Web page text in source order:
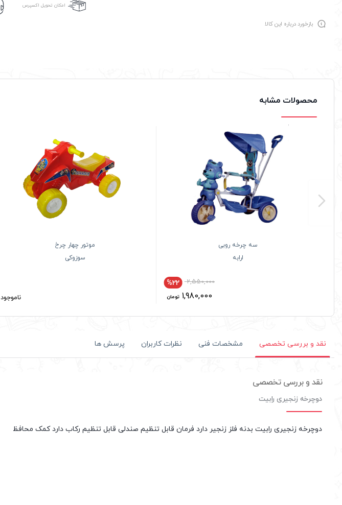
امکان تحویل اکسپرس
بازخورد درباره این کالا
محصولات مشابه
سه چرخه روبی
ارابه
%22 2,550,000
1,980,000 تومان
موتور چهار چرخ
سوزوکی
ناموجود
نقد و بررسی تخصصی مشخصات فنی نظرات کاربران پرسش ها
نقد و بررسی تخصصی
دوچرخه زنجیری رابیت
دوچرخه زنجیری رابیت بدنه فلز زنجیر دارد فرمان قابل تنظیم صندلی قابل تنظیم رکاب دارد کمک محافظ